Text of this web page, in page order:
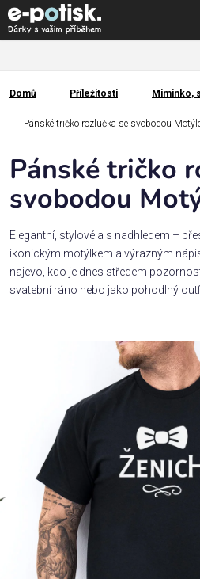
Přejít
na
obsah
Kategorie
Dárek
Rodina
/
Láska
Domácnost
Kolekce
Oblečení
Domů
Domů Příležitosti Miminko,
Pánské tričko rozlučka se svobodou
Pánské tričko
svobodou
Elegantní, stylové a s nadhledem –
ikonickým motýlkem a výrazným
najevo, kdo je dnes středem
svatební ráno nebo jako pohodlný